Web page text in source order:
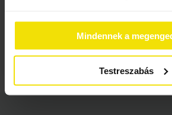
Mindennek a
Testreszabás